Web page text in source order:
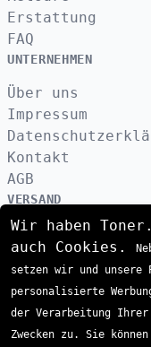
Erstattung
FAQ
UNTERNEHMEN
Über uns
Impressum
Kontakt
AGB
VERSAND
ZAHLUNGSARTEN
Wir haben
auch Cookies.
setzen wir und unsere
personalisierte
der Verarbeitung
Zwecken zu. Sie